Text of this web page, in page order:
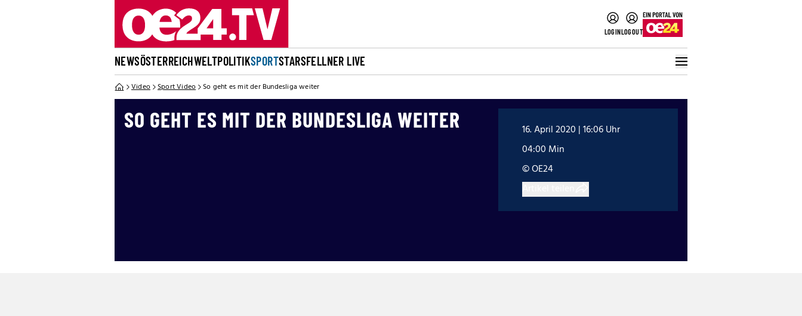
LOGINLOGOUT
NEWSÖSTERREICHWELTPOLITIKSPORTSTARSFELLNER LIVE
Video Sport Video So geht es mit der Bundesliga weiter
SO GEHT ES MIT DER BUNDESLIGA WEITER
16. April 2020 | 16:06 Uhr
04:00 Min
© OE24